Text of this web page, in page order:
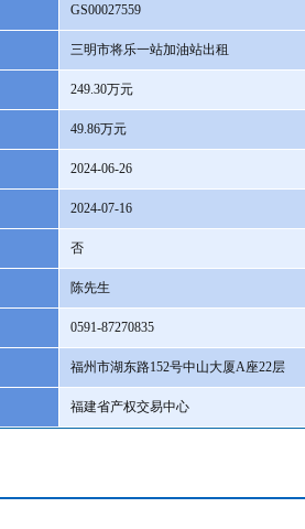
GS00027559
三明市将乐一站加油站出租
249.30万元
49.86万元
2024-06-26
2024-07-16
否
陈先生
0591-87270835
福州市湖东路152号中山大厦A座22层
福建省产权交易中心